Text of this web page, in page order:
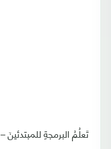
تَعلُمُ البرمجةِ للمبتدئينَ –